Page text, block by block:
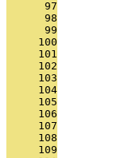
      97
      98
      99
     100
     101
     102
     103
     104
     105
     106
     107
     108
     109